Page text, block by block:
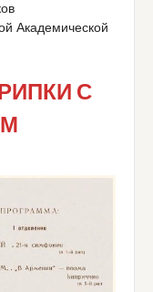
Академической
С